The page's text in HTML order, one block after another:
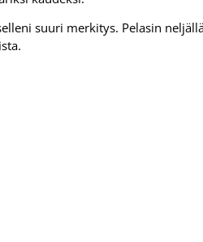
suuri merkitys. Pelasin